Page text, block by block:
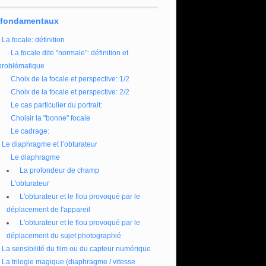
La focale: définition
La focale dite "normale": définition et
Choix de la focale et perspective: 1/2
Choix de la focale et perspective: 2/2
Le cas particulier du portrait:
Choisir la "bonne" focale
Le cadrage:
Le diaphragme et l’obturateur
Le diaphragme
La profondeur de champ
L'obturateur
L'obturateur et le flou provoqué par le
déplacement de l'appareil
L'obturateur et le flou provoqué par le
déplacement du sujet photographié
La sensibilité du film ou du capteur numérique
La trilogie magique (diaphragme / vitesse